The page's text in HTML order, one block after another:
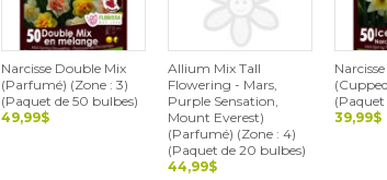
Narcisse Double Mix
(Parfumé) (Zone : 3)
(Paquet de 50 bulbes)
49,99$
Allium Mix Tall
Flowering - Mars,
Purple Sensation,
Mount Everest)
(Parfumé) (Zone : 4)
(Paquet de 20 bulbes)
44,99$
(Paquet
39,99$